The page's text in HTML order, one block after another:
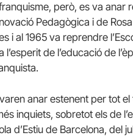
però, es va anar
Pedagògica i de
i al 1965 va reprendre
de l’educació de
anar estenent per tot
inquiets, sobretot els de
d’Estiu de Barcelona, del